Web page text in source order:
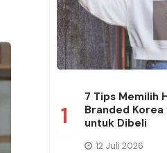
1
7 Tips Memilih
Branded
untuk Dibeli
12 Juli 2026